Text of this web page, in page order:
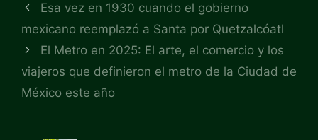
Esa vez en 1930 cuando el gobierno
mexicano reemplazó a Santa por Quetzalcóatl
El Metro en 2025: El arte, el comercio y los
viajeros que definieron el metro de la Ciudad de
México este año